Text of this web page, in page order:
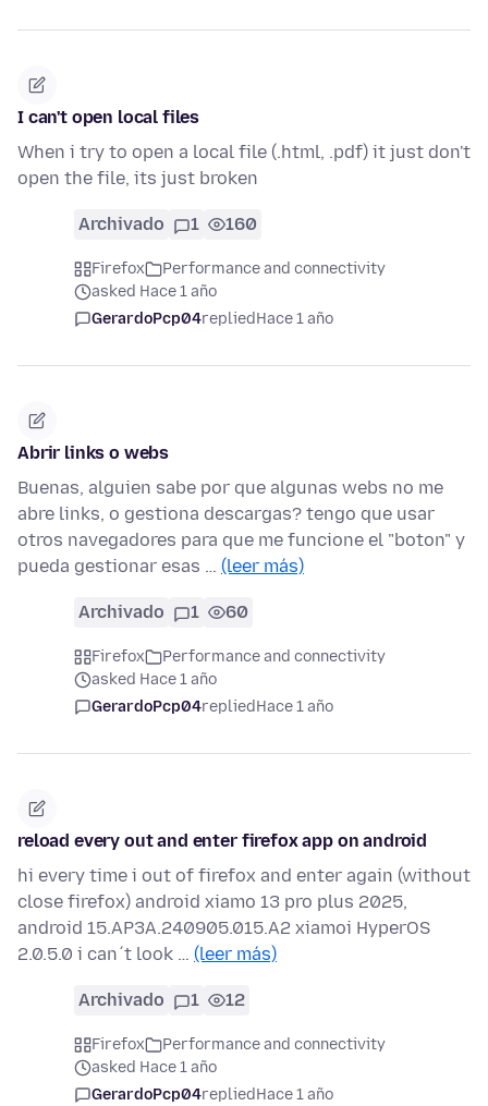
I can't open local files
When i try to open a local file (.html, .pdf) it just don't
open the file, its just broken
Archivado 1 160
Firefox
Performance and connectivity
asked Hace 1 año
GerardoPcp04repliedHace 1 año
Abrir links o webs
Buenas, alguien sabe por que algunas webs no me
abre links, o gestiona descargas? tengo que usar
otros navegadores para que me funcione el "boton" y
pueda gestionar esas … (leer más)
Archivado 1 60
Firefox
Performance and connectivity
asked Hace 1 año
GerardoPcp04repliedHace 1 año
reload every out and enter firefox app on android
hi every time i out of firefox and enter again (without
close firefox) android xiamo 13 pro plus 2025,
android 15.AP3A.240905.015.A2 xiamoi HyperOS
2.0.5.0 i can´t look … (leer más)
Archivado 1 12
Firefox
Performance and connectivity
asked Hace 1 año
GerardoPcp04repliedHace 1 año